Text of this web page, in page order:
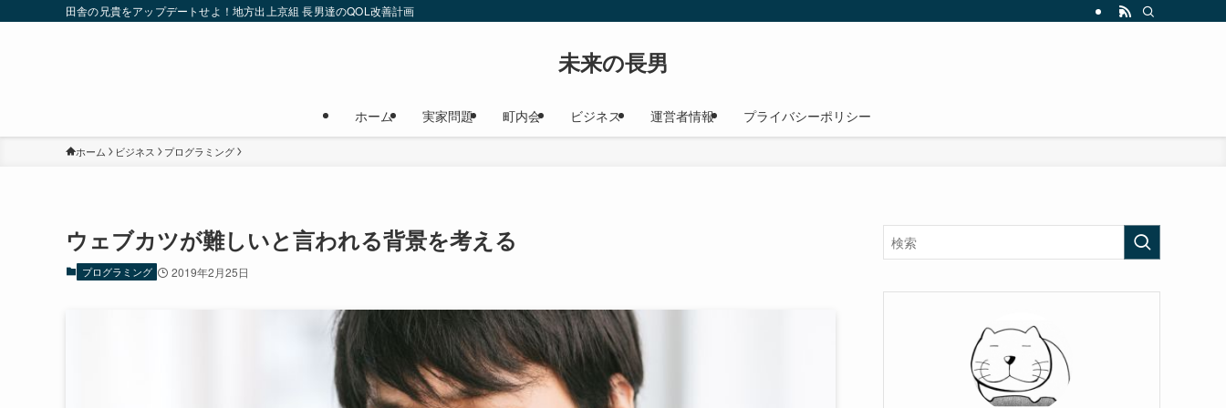
田舎の兄貴をアップデートせよ！地方出上京組 長男達のQOL改善計画
未来の長男
ホーム 実家問題 町内会 ビジネス 運営者情報 プライバシーポリシー
ホーム ビジネス プログラミング
ウェブカツが難しいと言われる背景を考える
プログラミング 2019年2月25日